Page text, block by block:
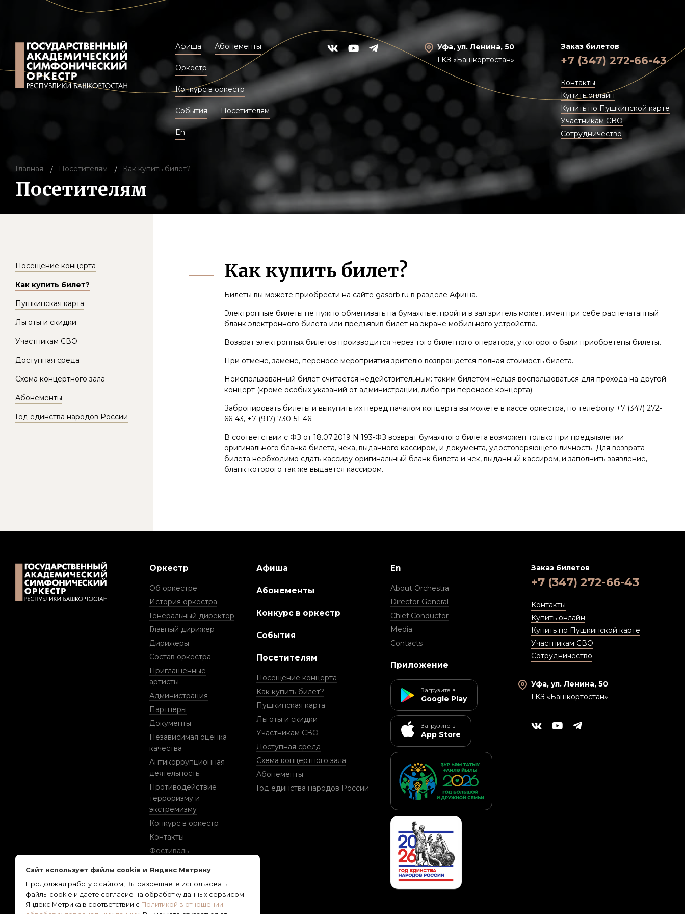
Афиша Абонементы
Оркестр
Конкурс в оркестр
События Посетителям
En
Уфа, ул. Ленина, 50
ГКЗ «Башкортостан»
Заказ билетов
+7 (347) 272-66-43
Контакты
Купить онлайн
Купить по Пушкинской карте
Участникам СВО
Сотрудничество
Главная Посетителям Как купить билет?
Посетителям
Посещение концерта
Как купить билет?
Пушкинская карта
Льготы и скидки
Участникам СВО
Доступная среда
Схема концертного зала
Абонементы
Год единства народов России
Как купить билет?
Билеты вы можете приобрести на сайте gasorb.ru в разделе Афиша.
Электронные билеты не нужно обменивать на бумажные, пройти в зал зритель может, имея при себе распечатанный
бланк электронного билета или предъявив билет на экране мобильного устройства.
Возврат электронных билетов производится через того билетного оператора, у которого были приобретены билеты.
При отмене, замене, переносе мероприятия зрителю возвращается полная стоимость билета.
Неиспользованный билет считается недействительным: таким билетом нельзя воспользоваться для прохода на другой
концерт (кроме особых указаний от администрации, либо при переносе концерта).
Забронировать билеты и выкупить их перед началом концерта вы можете в кассе оркестра, по телефону +7 (347) 272-
66-43, +7 (917) 730-51-46.
В соответствии с ФЗ от 18.07.2019 N 193-ФЗ возврат бумажного билета возможен только при предъявлении
оригинального бланка билета, чека, выданного кассиром, и документа, удостоверяющего личность. Для возврата
билета необходимо сдать кассиру оригинальный бланк билета и чек, выданный кассиром, и заполнить заявление,
бланк которого так же выдается кассиром.
Оркестр
Об оркестре
История оркестра
Генеральный директор
Главный дирижер
Дирижеры
Состав оркестра
Приглашённые
артисты
Администрация
Партнеры
Документы
Независимая оценка
качества
Антикоррупционная
деятельность
Противодействие
терроризму и
экстремизму
Конкурс в оркестр
Контакты
Фестиваль
«Романтика осени»
Сотрудничество
Афиша
Абонементы
Конкурс в оркестр
События
Посетителям
Посещение концерта
Как купить билет?
Пушкинская карта
Льготы и скидки
Участникам СВО
Доступная среда
Схема концертного зала
Абонементы
Год единства народов России
En
About Orchestra
Director General
Chief Conductor
Media
Contacts
Приложение
Загрузите в
Google Play
Загрузите в
App Store
Заказ билетов
+7 (347) 272-66-43
Контакты
Купить онлайн
Купить по Пушкинской карте
Участникам СВО
Сотрудничество
Уфа, ул. Ленина, 50
ГКЗ «Башкортостан»
Сайт использует файлы cookie и Яндекс Метрику
Продолжая работу с сайтом, Вы разрешаете использовать
файлы cookie и даете согласие на обработку данных сервисом
Яндекс Метрика в соответствии с Политикой в отношении